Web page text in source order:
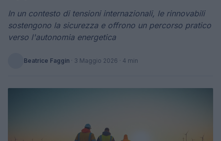
In un contesto di tensioni internazionali, le rinnovabili
sostengono la sicurezza e offrono un percorso pratico
verso l'autonomia energetica
Beatrice Faggin · 3 Maggio 2026 · 4 min